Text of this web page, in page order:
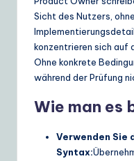
Sicht des Nutzers,
konzentrieren sich auf
Ohne konkrete
während der Prüfung
Wie man es
Verwenden Sie
Syntax: